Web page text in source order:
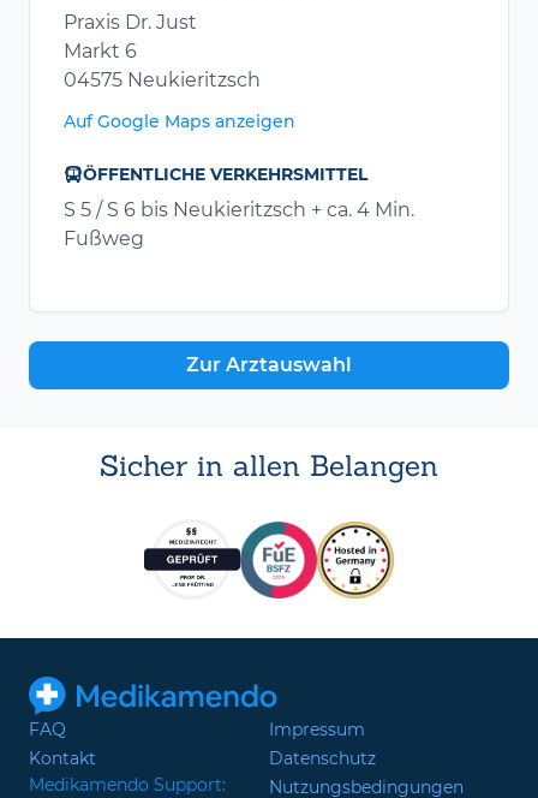
Praxis Dr. Just
Markt 6
04575 Neukieritzsch
Auf Google Maps anzeigen
ÖFFENTLICHE VERKEHRSMITTEL
S 5 / S 6 bis Neukieritzsch + ca. 4 Min.
Fußweg
Zur Arztauswahl
Sicher in allen Belangen
FAQ
Kontakt
Medikamendo Support:
Impressum
Datenschutz
Nutzungsbedingungen